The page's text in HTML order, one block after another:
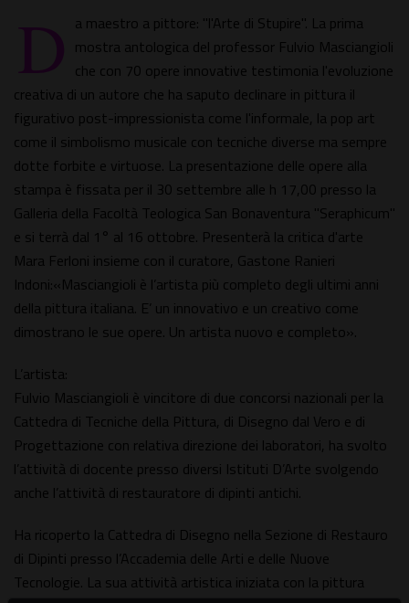
D a maestro a pittore: "l'Arte di Stupire". La prima
mostra antologica del professor Fulvio Masciangioli
che con 70 opere innovative testimonia l'evoluzione
creativa di un autore che ha saputo declinare in pittura il
figurativo post-impressionista come l'informale, la pop art
come il simbolismo musicale con tecniche diverse ma sempre
dotte forbite e virtuose. La presentazione delle opere alla
stampa è fissata per il 30 settembre alle h 17,00 presso la
Galleria della Facoltà Teologica San Bonaventura "Seraphicum"
e si terrà dal 1° al 16 ottobre. Presenterà la critica d'arte
Mara Ferloni insieme con il curatore, Gastone Ranieri
Indoni:«Masciangioli è l’artista più completo degli ultimi anni
della pittura italiana. E’ un innovativo e un creativo come
dimostrano le sue opere. Un artista nuovo e completo».
L’artista:
Fulvio Masciangioli è vincitore di due concorsi nazionali per la
Cattedra di Tecniche della Pittura, di Disegno dal Vero e di
Progettazione con relativa direzione dei laboratori, ha svolto
l’attività di docente presso diversi Istituti D’Arte svolgendo
anche l’attività di restauratore di dipinti antichi.
Ha ricoperto la Cattedra di Disegno nella Sezione di Restauro
di Dipinti presso l’Accademia delle Arti e delle Nuove
Tecnologie. La sua attività artistica iniziata con la pittura